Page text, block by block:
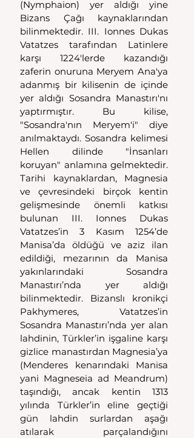
(Nymphaion) yer aldığı yine
Bizans Çağı kaynaklarından
bilinmektedir. III. Ionnes Dukas
Vatatzes tarafından Latinlere
karşı 1224'lerde kazandığı
zaferin onuruna Meryem Ana'ya
adanmış bir kilisenin de içinde
yer aldığı Sosandra Manastırı'nı
yaptırmıştır. Bu kilise,
"Sosandra'nın Meryem'i" diye
anılmaktaydı. Sosandra kelimesi
Hellen dilinde "İnsanları
koruyan" anlamına gelmektedir.
Tarihi kaynaklardan, Magnesia
ve çevresindeki birçok kentin
gelişmesinde önemli katkısı
bulunan III. Ionnes Dukas
Vatatzes’in 3 Kasım 1254’de
Manisa’da öldüğü ve aziz ilan
edildiği, mezarının da Manisa
yakınlarındaki Sosandra
Manastırı’nda yer aldığı
bilinmektedir. Bizanslı kronikçi
Pakhymeres, Vatatzes’in
Sosandra Manastırı’nda yer alan
lahdinin, Türkler’in işgaline karşı
gizlice manastırdan Magnesia’ya
(Menderes kenarındaki Manisa
yani Magneseia ad Meandrum)
taşındığı, ancak kentin 1313
yılında Türkler’in eline geçtiği
gün lahdin surlardan aşağı
atılarak parçalandığını